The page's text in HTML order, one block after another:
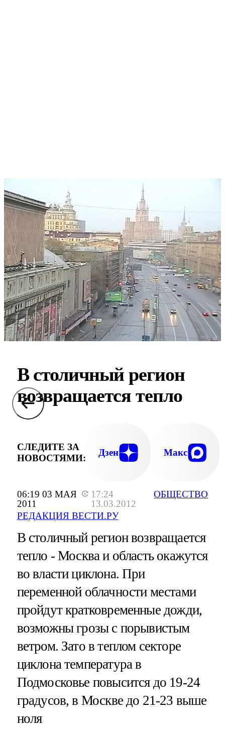
06:19 03 МАЯ
2011
17:24
13.03.2012
РЕДАКЦИЯ ВЕСТИ.РУ
ОБЩЕСТВО
В столичный регион
возвращается тепло
СЛЕДИТЕ ЗА
НОВОСТЯМИ:
Дзен Макс
В столичный регион возвращается
тепло - Москва и область окажутся
во власти циклона. При
переменной облачности местами
пройдут кратковременные дожди,
возможны грозы с порывистым
ветром. Зато в теплом секторе
циклона температура в
Подмосковье повысится до 19-24
градусов, в Москве до 21-23 выше
ноля